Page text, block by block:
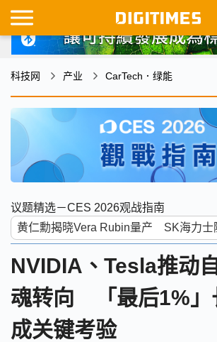
科技网 产业 CarTech．绿能
议题精选－CES 2026观战指南
NVIDIA、Tesla推动
魂转向 「最后1%」
成关键考验